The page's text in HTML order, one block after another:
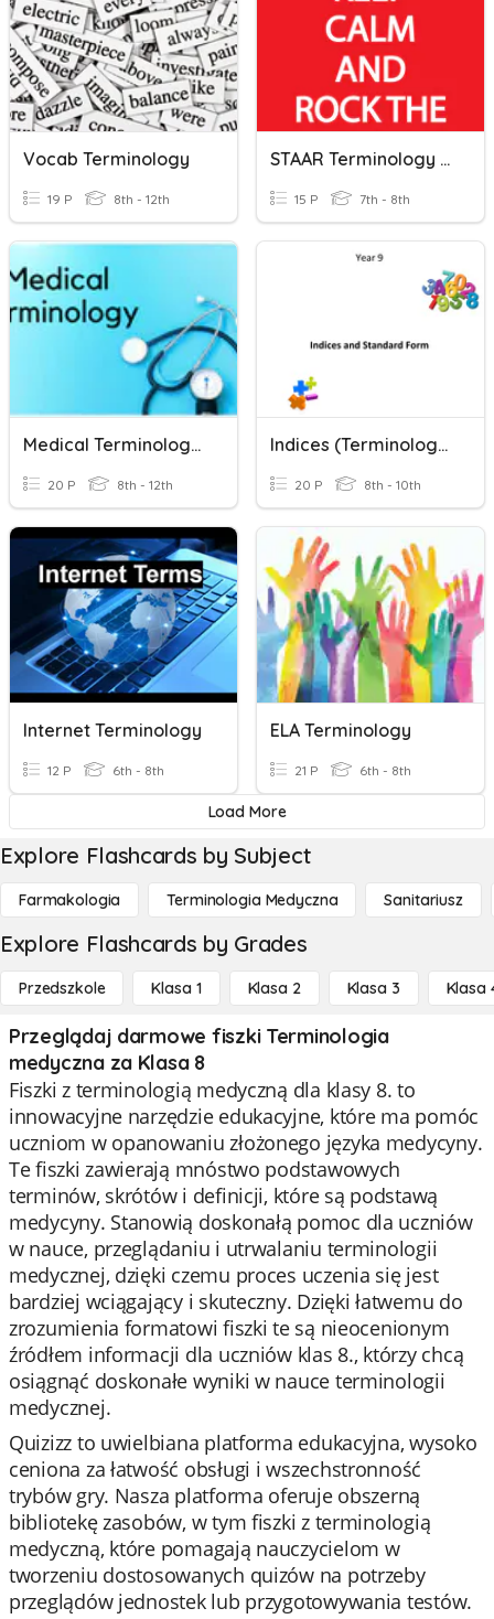
Vocab Terminology
19 P 8th - 12th
STAAR Terminology ELA 7th
15 P 7th - 8th
Medical Terminology - Root Words
20 P 8th - 12th
Indices (terminology)
20 P 8th - 10th
Internet Terminology
12 P 6th - 8th
ELA Terminology
21 P 6th - 8th
Load More
Explore Flashcards by Subject
Farmakologia Terminologia Medyczna Sanitariusz
Explore Flashcards by Grades
Przedszkole Klasa 1 Klasa 2 Klasa 3 Klasa
Przeglądaj darmowe fiszki Terminologia
medyczna za Klasa 8
Fiszki z terminologią medyczną dla klasy 8. to
innowacyjne narzędzie edukacyjne, które ma pomóc
uczniom w opanowaniu złożonego języka medycyny.
Te fiszki zawierają mnóstwo podstawowych
terminów, skrótów i definicji, które są podstawą
medycyny. Stanowią doskonałą pomoc dla uczniów
w nauce, przeglądaniu i utrwalaniu terminologii
medycznej, dzięki czemu proces uczenia się jest
bardziej wciągający i skuteczny. Dzięki łatwemu do
zrozumienia formatowi fiszki te są nieocenionym
źródłem informacji dla uczniów klas 8., którzy chcą
osiągnąć doskonałe wyniki w nauce terminologii
medycznej.
Quizizz to uwielbiana platforma edukacyjna, wysoko
ceniona za łatwość obsługi i wszechstronność
trybów gry. Nasza platforma oferuje obszerną
bibliotekę zasobów, w tym fiszki z terminologią
medyczną, które pomagają nauczycielom w
tworzeniu dostosowanych quizów na potrzeby
przeglądów jednostek lub przygotowywania testów.